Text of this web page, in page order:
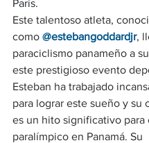
París.
Este talentoso atleta,
como @estebangoddardjr,
paraciclismo panameño a
este prestigioso evento
Esteban ha trabajado
para lograr este sueño y su
es un hito significativo para
paralímpico en Panamá. Su